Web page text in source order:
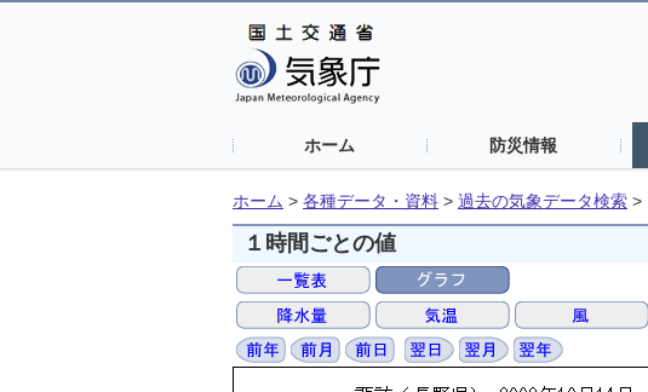
ホーム 防災情報
ホーム > 各種データ・資料 > 過去の気象データ検索 >
１時間ごとの値